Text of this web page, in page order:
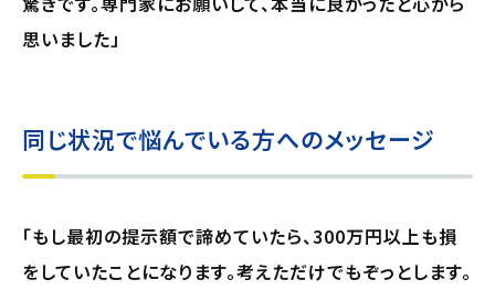
思いました」
同じ状況で悩んでいる方へのメッセージ
「もし最初の提示額で諦めていたら、300万円以上も損
をしていたことになります。考えただけでもぞっとします。